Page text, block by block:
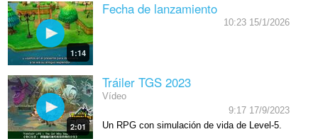
1:14
Fecha de lanzamiento
10:23 15/1/2026
2:01
Tráiler TGS 2023
Vídeo
9:17 17/9/2023
Un RPG con simulación de vida de Level-5.